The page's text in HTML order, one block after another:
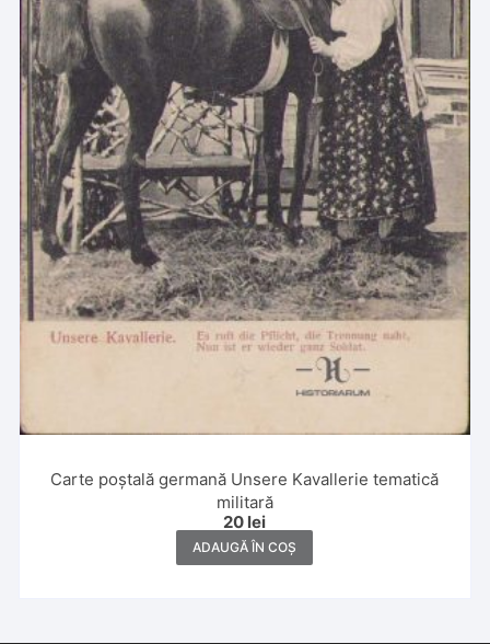
Carte poștală germană Unsere Kavallerie tematică
militară
20 lei
ADAUGĂ ÎN COȘ